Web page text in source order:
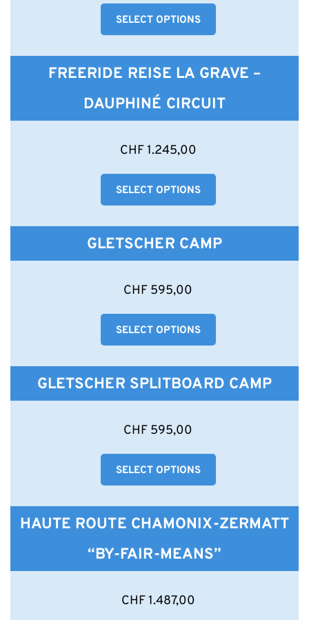
SELECT OPTIONS
weist
mehrere
Varianten
Die
Optionen
können
auf
der
gewählt
FREERIDE REISE LA GRAVE –
DAUPHINÉ CIRCUIT
CHF1.245,00
SELECT OPTIONS
Dieses
weist
mehrere
Varianten
Die
Optionen
können
der
werden
GLETSCHER CAMP
CHF 595,00
SELECT OPTIONS
Dieses
weist
mehrere
Varianten
Die
Optionen
können
der
werden
GLETSCHER SPLITBOARD CAMP
CHF 595,00
SELECT OPTIONS
Dieses
weist
mehrere
Varianten
Die
Optionen
auf
der
gewählt
HAUTE ROUTE CHAMONIX-ZERMATT
“BY-FAIR-MEANS”
CHF1.487,00
Dieses